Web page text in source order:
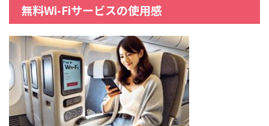
無料Wi-Fiサービスの使用感